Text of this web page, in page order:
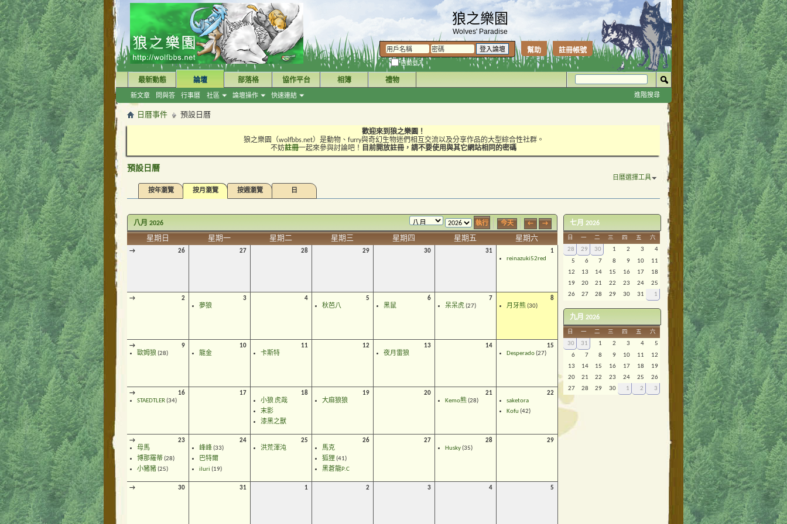
狼之樂園
Wolves' Paradise
註冊帳號
幫助
自動登入
最新動態 論壇
新文章 問與答 行事曆 社區 論壇操作 快速連結
部落格 協作平台 相簿 禮物
進階搜尋
日曆事件 預設日曆
歡迎來到狼之樂園！
狼之樂園（wolfbbs.net）是動物、furry與奇幻生物迷們相互交流以及分享作品的大型綜合性社群。
不妨註冊一起來參與討論吧！ 目前開放註冊，請不要使用與其它網站相同的密碼
預設日曆
日曆選擇工具
按年瀏覽
按月瀏覽 按週瀏覽 日
今天 ← →
八月 2026
星期日 星期一 星期二 星期三 星期四 星期五 星期六
→ 26 27 28 29 30 31
1
reinazuki52red
→ 2
3
夢狼
4
5
秋芭八
6
黑鼠
7
呆呆虎(27)
8
月牙熊(30)
→
9
歐姆狼 (28)
10
龍金
11
卡斯特
12
13
夜月雷狼
14
15
Desperado(27)
→
16
STAEDTLER(34)
17
18
小狼 虎哉
末影
漆黑之獸
19
大麻狼狼
20
21
Kemo熊(28)
22
saketora
Kofu (42)
→
23
母馬
博那羅蒂 (28)
小豬豬(25)
24
峰峰(33)
巴特爾
iluri (19)
25
洪荒渾沌
26
馬克
狐狸 (41)
黑蒼龍P.C
27
28
Husky(35)
29
→ 30 31 1 2 3 4 5
七月 2026
日 一 二 三 四 五 六
28 29 30 1 2 3
4
5
6 7 8 9 10
11
12
13 14 15 16 17
18
19
20 21 22 23 24
25
26
27 28 29 30 31 1
九月 2026
日 一 二 三 四 五 六
30 31 1 2 3 4
5
6
7 8 9 10 11
12
13
14 15 16 17 18
19
20
21 22 23 24 25
26
27
28 29 30 1 2 3